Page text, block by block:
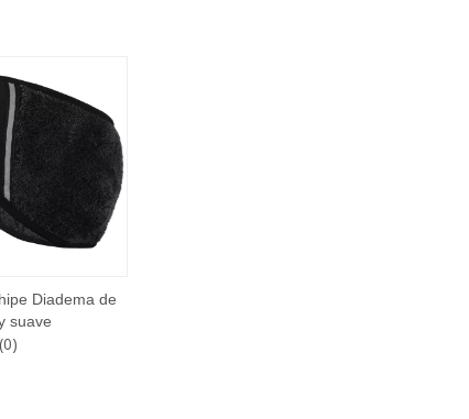
Diadema de
suave
(0)